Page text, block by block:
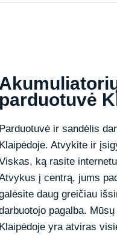
parduotuvė
Parduotuvė ir sandėlis
Klaipėdoje. Atvykite ir
ką rasite
į centrą, jums
daug greičiau
pagalba.
Klaipėdoje yra atviras